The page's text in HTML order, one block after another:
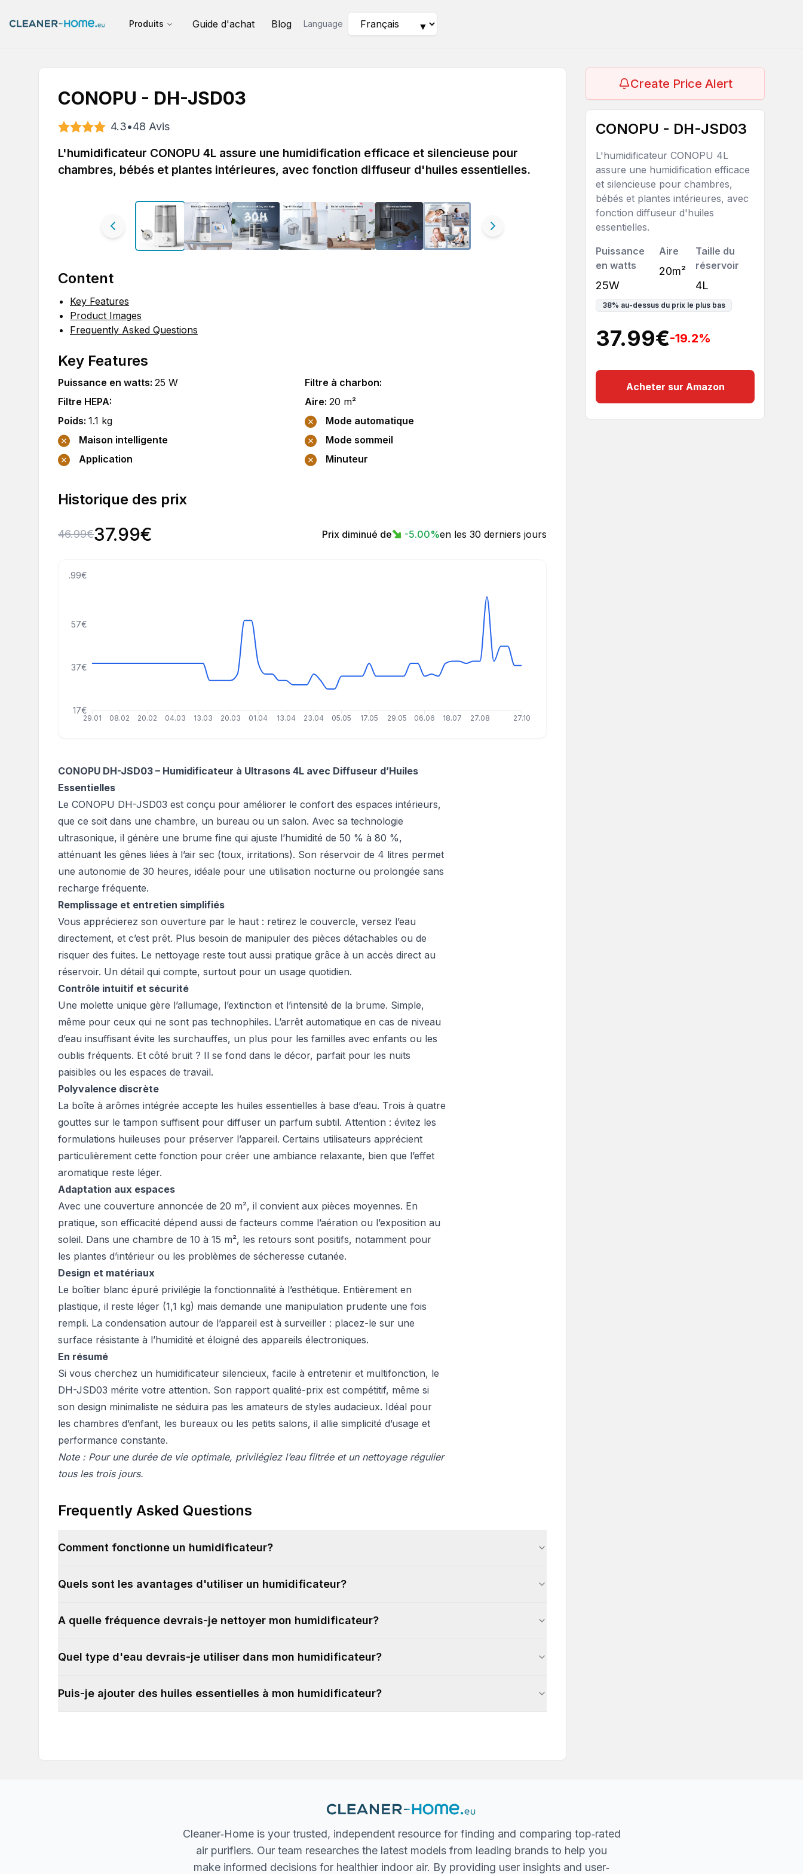
Produits Guide d'achat Blog Language ▼
CONOPU - DH-JSD03
4.3•48 Avis
L'humidificateur CONOPU 4L assure une humidification efficace et silencieuse pour
chambres, bébés et plantes intérieures, avec fonction diffuseur d'huiles essentielles.
Content
Key Features
Product Images
Frequently Asked Questions
Key Features
Puissance en watts: 25 W Filtre à charbon:
Filtre HEPA: Aire: 20 m²
Poids: 1.1 kg
Mode automatique
Maison intelligente
Mode sommeil
Application
Minuteur
Historique des prix
46.99€37.99€ Prix diminué de -5.00%en les 30 derniers jours
29.01 08.02 20.02 04.03 13.03 20.03 01.04 13.04 23.04 05.05 17.05 29.05 06.06 18.07 27.08 27.10
17€
37€
57€
79.99€
CONOPU DH-JSD03 – Humidificateur à Ultrasons 4L avec Diffuseur d’Huiles
Essentielles
Le CONOPU DH-JSD03 est conçu pour améliorer le confort des espaces intérieurs,
que ce soit dans une chambre, un bureau ou un salon. Avec sa technologie
ultrasonique, il génère une brume fine qui ajuste l’humidité de 50 % à 80 %,
atténuant les gênes liées à l’air sec (toux, irritations). Son réservoir de 4 litres permet
une autonomie de 30 heures, idéale pour une utilisation nocturne ou prolongée sans
recharge fréquente.
Remplissage et entretien simplifiés
Vous apprécierez son ouverture par le haut : retirez le couvercle, versez l’eau
directement, et c’est prêt. Plus besoin de manipuler des pièces détachables ou de
risquer des fuites. Le nettoyage reste tout aussi pratique grâce à un accès direct au
réservoir. Un détail qui compte, surtout pour un usage quotidien.
Contrôle intuitif et sécurité
Une molette unique gère l’allumage, l’extinction et l’intensité de la brume. Simple,
même pour ceux qui ne sont pas technophiles. L’arrêt automatique en cas de niveau
d’eau insuffisant évite les surchauffes, un plus pour les familles avec enfants ou les
oublis fréquents. Et côté bruit ? Il se fond dans le décor, parfait pour les nuits
paisibles ou les espaces de travail.
Polyvalence discrète
La boîte à arômes intégrée accepte les huiles essentielles à base d’eau. Trois à quatre
gouttes sur le tampon suffisent pour diffuser un parfum subtil. Attention : évitez les
formulations huileuses pour préserver l’appareil. Certains utilisateurs apprécient
particulièrement cette fonction pour créer une ambiance relaxante, bien que l’effet
aromatique reste léger.
Adaptation aux espaces
Avec une couverture annoncée de 20 m², il convient aux pièces moyennes. En
pratique, son efficacité dépend aussi de facteurs comme l’aération ou l’exposition au
soleil. Dans une chambre de 10 à 15 m², les retours sont positifs, notamment pour
les plantes d’intérieur ou les problèmes de sécheresse cutanée.
Design et matériaux
Le boîtier blanc épuré privilégie la fonctionnalité à l’esthétique. Entièrement en
plastique, il reste léger (1,1 kg) mais demande une manipulation prudente une fois
rempli. La condensation autour de l’appareil est à surveiller : placez-le sur une
surface résistante à l’humidité et éloigné des appareils électroniques.
En résumé
Si vous cherchez un humidificateur silencieux, facile à entretenir et multifonction, le
DH-JSD03 mérite votre attention. Son rapport qualité-prix est compétitif, même si
son design minimaliste ne séduira pas les amateurs de styles audacieux. Idéal pour
les chambres d’enfant, les bureaux ou les petits salons, il allie simplicité d’usage et
performance constante.
Note : Pour une durée de vie optimale, privilégiez l’eau filtrée et un nettoyage régulier
tous les trois jours.
Frequently Asked Questions
Comment fonctionne un humidificateur?
Quels sont les avantages d'utiliser un humidificateur?
A quelle fréquence devrais-je nettoyer mon humidificateur?
Quel type d'eau devrais-je utiliser dans mon humidificateur?
Puis-je ajouter des huiles essentielles à mon humidificateur?
Create Price Alert
CONOPU - DH-JSD03
L'humidificateur CONOPU 4L
assure une humidification efficace
et silencieuse pour chambres,
bébés et plantes intérieures, avec
fonction diffuseur d'huiles
essentielles.
Puissance
en watts
25W
Aire
20m²
Taille du
réservoir
4L
38% au-dessus du prix le plus bas
37.99€-19.2%
Acheter sur Amazon
Cleaner‐Home is your trusted, independent resource for finding and comparing top‐rated
air purifiers. Our team researches the latest models from leading brands to help you
make informed decisions for healthier indoor air. By providing user insights and user‐